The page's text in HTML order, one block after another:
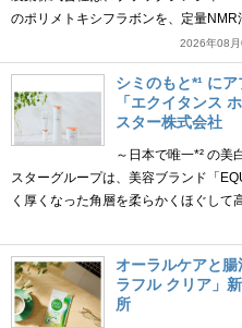
のポリメトキシフラボンを、定量
2026年08
シミのもと*¹ に
「エクイタンス
スター株式会社
～日本で唯一*² の美
スターグループは、美容ブランド「
く厚くなった角層を柔らかくほぐし
オーラルケアと
ラフル クリア」
所